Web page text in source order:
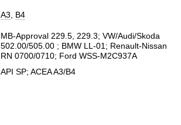
A3, B4
MB-Approval 229.5, 229.3; VW/Audi/Skoda
502.00/505.00 ; BMW LL-01; Renault-Nissan
RN 0700/0710; Ford WSS-M2C937A
API SP; ACEA A3/B4